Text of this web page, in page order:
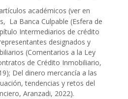
académicos (ver en
La Banca Culpable (Esfera de
Intermediarios de crédito
designados y
(Comentarios a la Ley
de Crédito Inmobiliario,
Del dinero mercancía a las
tendencias y retos del
Aranzadi, 2022).